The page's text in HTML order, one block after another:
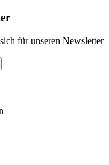
für unseren Newsletter